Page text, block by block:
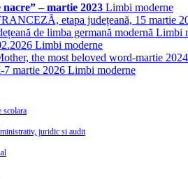
– martie 2023 Limbi moderne
etapa județeană, 15 martie
de limba germană modernă Limbi
Limbi moderne
the most beloved word-martie 2024
7 martie 2026 Limbi moderne
scolara
juridic si audit